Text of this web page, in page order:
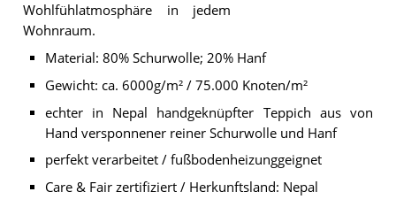
Wohlfühlatmosphäre in jedem
Wohnraum.
Material: 80% Schurwolle; 20% Hanf
Gewicht: ca. 6000g/m² / 75.000 Knoten/m²
echter in Nepal handgeknüpfter Teppich aus von
Hand versponnener reiner Schurwolle und Hanf
perfekt verarbeitet / fußbodenheizunggeignet
Care & Fair zertifiziert / Herkunftsland: Nepal